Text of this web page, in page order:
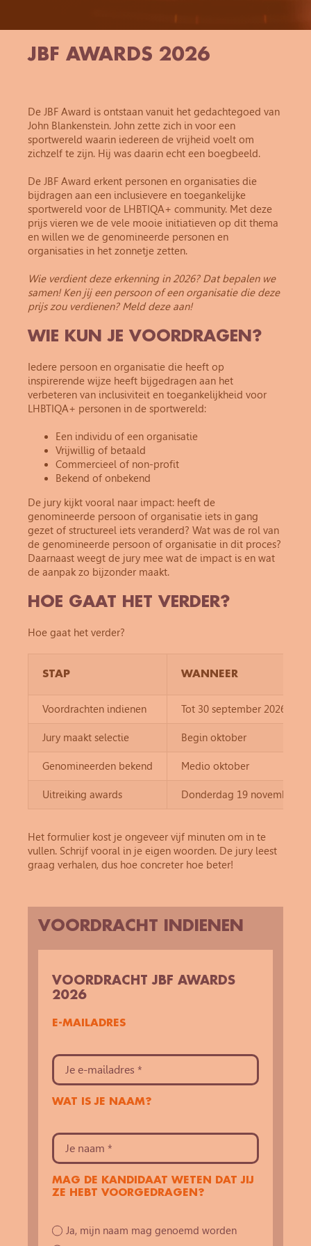
JBF AWARDS 2026
De JBF Award is ontstaan vanuit het gedachtegoed van
John Blankenstein. John zette zich in voor een
sportwereld waarin iedereen de vrijheid voelt om
zichzelf te zijn. Hij was daarin echt een boegbeeld.
De JBF Award erkent personen en organisaties die
bijdragen aan een inclusievere en toegankelijke
sportwereld voor de LHBTIQA+ community. Met deze
prijs vieren we de vele mooie initiatieven op dit thema
en willen we de genomineerde personen en
organisaties in het zonnetje zetten.
Wie verdient deze erkenning in 2026? Dat bepalen we
samen! Ken jij een persoon of een organisatie die deze
prijs zou verdienen? Meld deze aan!
WIE KUN JE VOORDRAGEN?
Iedere persoon en organisatie die heeft op
inspirerende wijze heeft bijgedragen aan het
verbeteren van inclusiviteit en toegankelijkheid voor
LHBTIQA+ personen in de sportwereld:
Een individu of een organisatie
Vrijwillig of betaald
Commercieel of non-profit
Bekend of onbekend
De jury kijkt vooral naar impact: heeft de
genomineerde persoon of organisatie iets in gang
gezet of structureel iets veranderd? Wat was de rol van
de genomineerde persoon of organisatie in dit proces?
Daarnaast weegt de jury mee wat de impact is en wat
de aanpak zo bijzonder maakt.
HOE GAAT HET VERDER?
Hoe gaat het verder?
STAP WANNEER
Voordrachten indienen Tot 30 september 2026
Jury maakt selectie Begin oktober
Genomineerden bekend Medio oktober
Uitreiking awards Donderdag 19 november
Het formulier kost je ongeveer vijf minuten om in te
vullen. Schrijf vooral in je eigen woorden. De jury leest
graag verhalen, dus hoe concreter hoe beter!
VOORDRACHT INDIENEN
VOORDRACHT JBF AWARDS
2026
E-MAILADRES
WAT IS JE NAAM?
MAG DE KANDIDAAT WETEN DAT JIJ
ZE HEBT VOORGEDRAGEN?
Ja, mijn naam mag genoemd worden